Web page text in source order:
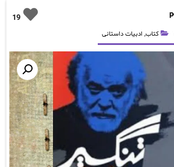
19
کتاب, ادبیات داستانی